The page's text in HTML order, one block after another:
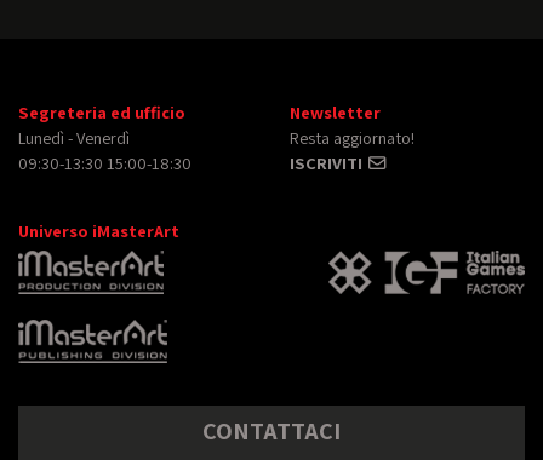
Segreteria ed ufficio
Lunedì - Venerdì
09:30-13:30 15:00-18:30
Newsletter
Resta aggiornato!
ISCRIVITI
Universo iMasterArt
CONTATTACI